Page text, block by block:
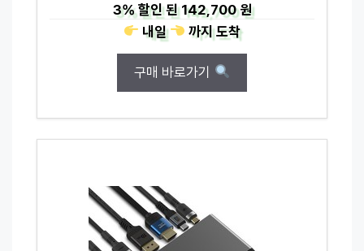
3%할인 된142,700 원
내일
까지도착
구매 바로가기